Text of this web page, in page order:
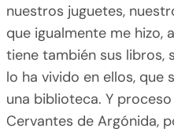
nuestros juguetes,
que igualmente me hizo,
tiene también sus libros,
lo ha vivido en ellos,
una biblioteca. Y
Cervantes de Argónida,